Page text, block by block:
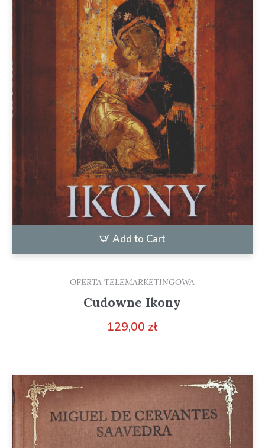
Add to Cart
OFERTA TELEMARKETINGOWA
Cudowne Ikony
129,00 zł